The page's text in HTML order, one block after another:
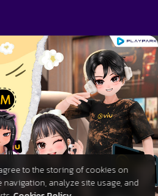
to the storing of cookies on
analyze site usage, and